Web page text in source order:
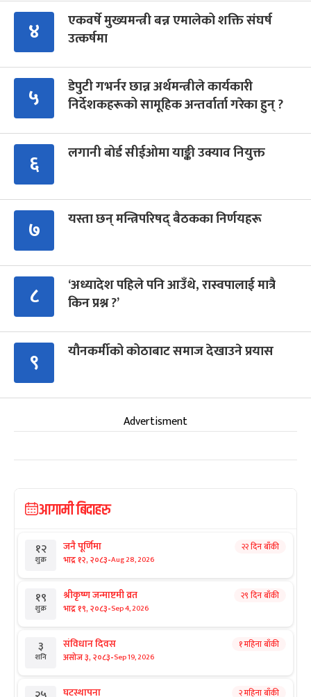
४
एकवर्षे मुख्यमन्त्री बन्न एमालेको शक्ति संघर्ष
उत्कर्षमा
५
डेपुटी गभर्नर छान्न अर्थमन्त्रीले कार्यकारी
निर्देशकहरूको सामूहिक अन्तर्वार्ता गरेका हुन् ?
६ लगानी बोर्ड सीईओमा याङ्की उक्याव नियुक्त
७ यस्ता छन् मन्त्रिपरिषद् बैठकका निर्णयहरू
८
‘अध्यादेश पहिले पनि आउँथे, रास्वपालाई मात्रै
किन प्रश्न ?’
९ यौनकर्मीको कोठाबाट समाज देखाउने प्रयास
Advertisment
आगामी बिदाहरु
१२
शुक्र
जनै पूर्णिमा
भाद्र १२, २०८३-Aug 28, 2026
२२ दिन बाँकी
१९
शुक्र
श्रीकृष्ण जन्माष्टमी व्रत
भाद्र १९, २०८३-Sep 4, 2026
२९ दिन बाँकी
३
शनि
संविधान दिवस
असोज ३, २०८३-Sep 19, 2026
१ महिना बाँकी
घटस्थापना २ महिना बाँकी